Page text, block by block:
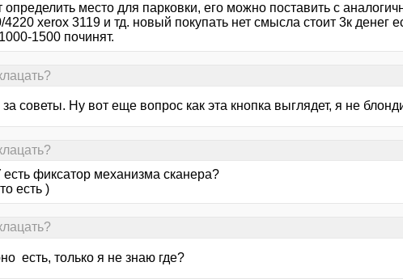
определить место для парковки, его можно поставить с
xerox 3119 и тд. новый покупать нет смысла стоит 3к денег
1500 починят.
советы. Ну вот еще вопрос как эта кнопка выглядет, я не
фиксатор механизма сканера?
есть )
есть, только я не знаю где?